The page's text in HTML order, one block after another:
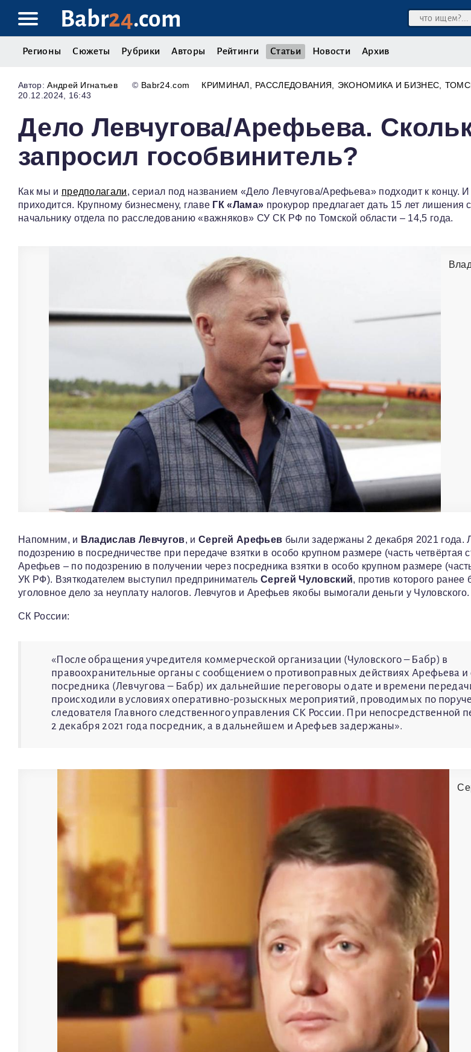
Babr24.com
Регионы Сюжеты Рубрики Авторы Рейтинги Статьи Новости Архив
Андрей Игнатьев © Babr24.com КРИМИНАЛ РАССЛЕДОВАНИЯ ЭКОНОМИКА И БИЗНЕС
20.12.2024, 16:43
Дело Левчугова/Арефьева.
запросил гособвинитель?
Как мы и предполагали, сериал под названием «Дело Левчугова/Арефьева» подходит к концу.
приходится. Крупному бизнесмену, главе ГК «Лама» прокурор предлагает дать 15 лет лишения
начальнику отдела по расследованию «важняков» СУ СК РФ по Томской области – 14,5 года.
Напомним, и Владислав Левчугов, и Сергей Арефьев были задержаны 2 декабря 2021 года.
подозрению в посредничестве при передаче взятки в особо крупном размере (часть четвёртая
Арефьев – по подозрению в получении через посредника взятки в особо крупном размере
УК РФ). Взяткодателем выступил предпринимательСергей Чуловский, против которого
уголовное дело за неуплату налогов. Левчугов и Арефьев якобы вымогали деньги у Чуловского.
СК России:
«После обращения учредителя коммерческой организации (Чуловского – Бабр) в
правоохранительные органы с сообщением о противоправных действиях Арефьева и
посредника (Левчугова – Бабр) их дальнейшие переговоры о дате и времени
происходили в условиях оперативно-розыскных мероприятий, проводимых по
следователя Главного следственного управления СК России. При непосредственной
2 декабря 2021 года посредник, а в дальнейшем и Арефьев задержаны».